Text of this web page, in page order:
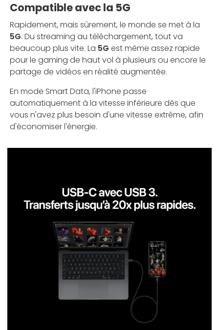
Compatible avec la 5G
Rapidement, mais sûrement, le monde se met à la
5G. Du streaming au téléchargement, tout va
beaucoup plus vite. La 5G est même assez rapide
pour le gaming de haut vol à plusieurs ou encore le
partage de vidéos en réalité augmentée.
En mode Smart Data, l'iPhone passe
automatiquement à la vitesse inférieure dès que
vous n'avez plus besoin d'une vitesse extrême, afin
d'économiser l'énergie.